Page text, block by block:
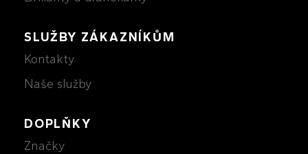
SLUŽBY ZÁKAZNÍKŮM
Kontakty
Naše služby
DOPLŇKY
Značky